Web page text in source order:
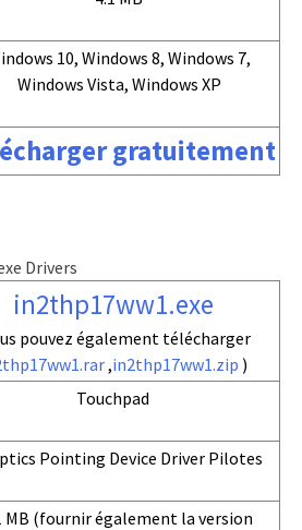
10, Windows 8, Windows 7,
Windows Vista, Windows XP
gratuitement
Drivers
in2thp17ww1.exe
pouvez également télécharger
,in2thp17ww1.zip )
Touchpad
Pointing Device Driver Pilotes
MB (fournir également la version